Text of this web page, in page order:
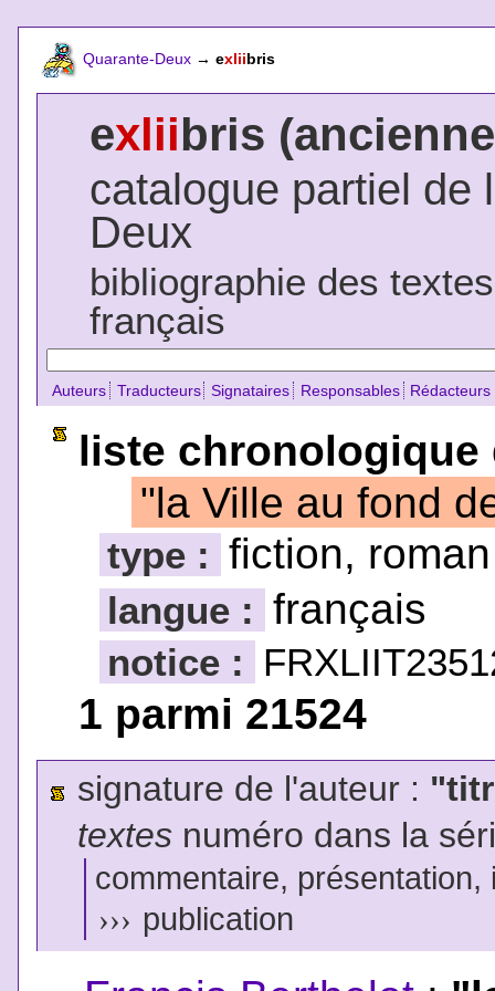
Quarante-Deux → exliibris
exliibris
catalogue partiel de
Deux
bibliographie des
français
Auteurs Traducteurs Signataires Responsables Rédacteurs
liste chronologique
"la Ville au fond
type : fiction, roman
langue : français
notice :
1 parmi 21524
signature de l'auteur :
textesnuméro dans la
commentaire,
››› publication